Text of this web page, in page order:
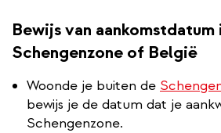
Bewijs van aankomstdatum
Schengenzone of België
Woonde je buiten de
bewijs je de datum dat je
Schengenzone.